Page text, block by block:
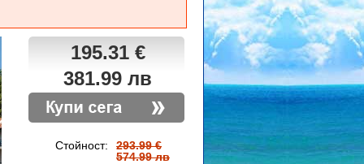
195.31 €
381.99 лв
Стойност:
293.99 €
574.99 лв